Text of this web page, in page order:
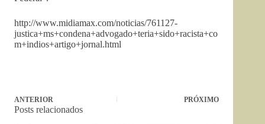
http://www.midiamax.com/noticias/761127-
justica+ms+condena+advogado+teria+sido+racista+co
m+indios+artigo+jornal.html
ANTERIOR PRÓXIMO
Posts relacionados